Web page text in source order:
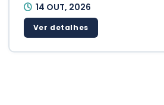
14 OUT, 2026
Ver detalhes